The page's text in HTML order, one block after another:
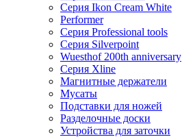
Серия Ikon Cream White
Performer
Серия Professional tools
Серия Silverpoint
Wuesthof 200th anniversary
Серия Xline
Магнитные держатели
Мусаты
Подставки для ножей
Разделочные доски
Устройства для заточки